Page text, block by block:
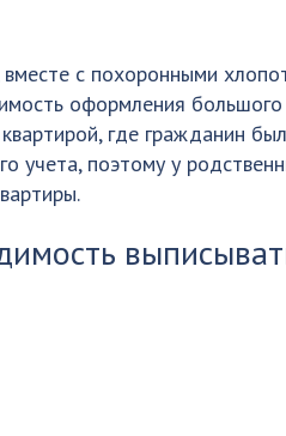
вместе с похоронными
оформления
где гражданин
учета, поэтому у